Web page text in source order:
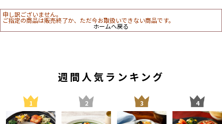
申し訳ございません。
ご指定の商品は販売終了か、ただ今お取扱いできない商品です。
ホームへ戻る
週間人気ランキング
1 2 3 4